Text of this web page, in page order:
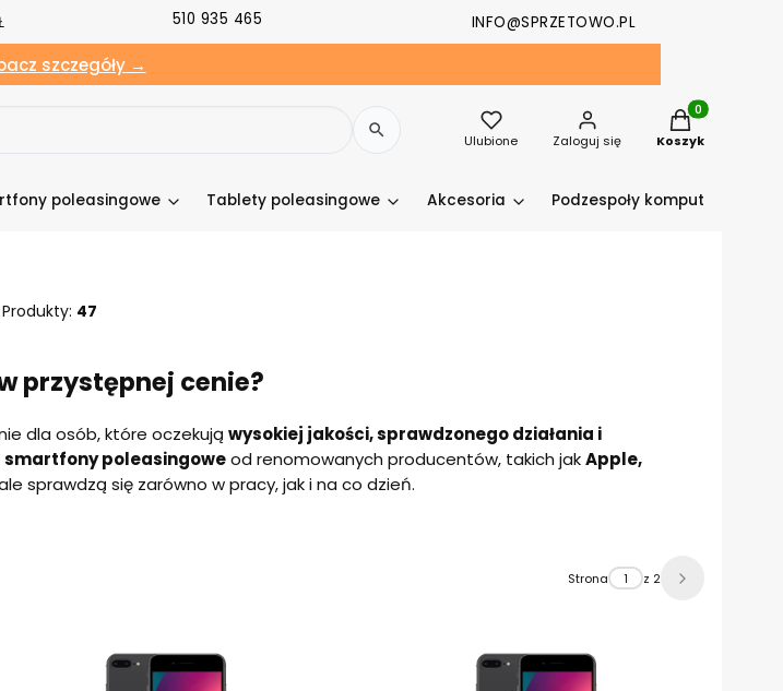
510 935 465 INFO@SPRZETOWO.PL
szczegóły →
Ulubione Zaloguj się
Produkty w
Koszyk
poleasingowe Tablety poleasingowe Akcesoria Podzespoły komputerowe
Produkty: 47
przystępnej cenie?
dla osób, które oczekują wysokiej jakości, sprawdzonego działania i
smartfony poleasingoweod renomowanych producentów, takich jakApple,
sprawdzą się zarówno w pracy, jak i na co dzień.
Strona z 2